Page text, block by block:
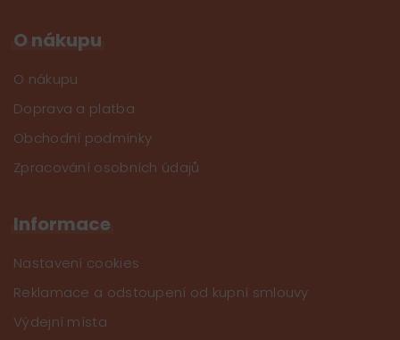
O nákupu
O nákupu
Doprava a platba
Obchodní podmínky
Zpracování osobních údajů
Informace
Nastavení cookies
Reklamace a odstoupení od kupní smlouvy
Výdejní místa